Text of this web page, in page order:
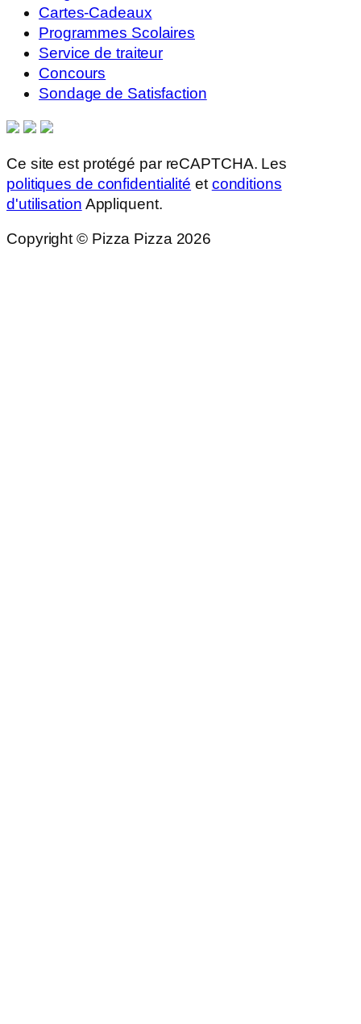
Cartes-Cadeaux
Programmes Scolaires
Service de traiteur
Concours
Sondage de Satisfaction
Ce site est protégé par reCAPTCHA. Les
politiques de confidentialité et conditions
d'utilisation Appliquent.
Copyright © Pizza Pizza 2026